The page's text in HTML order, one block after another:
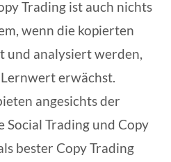
Trading ist auch nichts
wenn die kopierten
und analysiert werden,
erwächst.
angesichts der
Social Trading und Copy
bester Copy Trading